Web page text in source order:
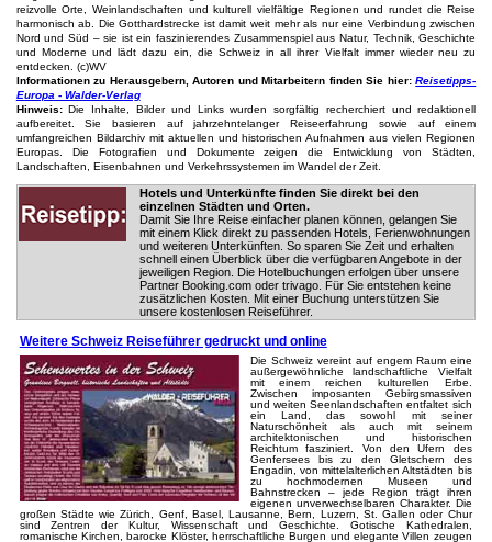
reizvolle Orte, Weinlandschaften und kulturell vielfältige Regionen und rundet die Reise
harmonisch ab. Die Gotthardstrecke ist damit weit mehr als nur eine Verbindung zwischen
Nord und Süd – sie ist ein faszinierendes Zusammenspiel aus Natur, Technik, Geschichte
und Moderne und lädt dazu ein, die Schweiz in all ihrer Vielfalt immer wieder neu zu
entdecken. (c)WV
Informationen zu Herausgebern, Autoren und Mitarbeitern finden Sie hier:Reisetipps-
Europa - Walder-Verlag
Hinweis:Die Inhalte, Bilder und Links wurden sorgfältig recherchiert und redaktionell
aufbereitet. Sie basieren auf jahrzehntelanger Reiseerfahrung sowie auf einem
umfangreichen Bildarchiv mit aktuellen und historischen Aufnahmen aus vielen Regionen
Europas. Die Fotografien und Dokumente zeigen die Entwicklung von Städten,
Landschaften, Eisenbahnen und Verkehrssystemen im Wandel der Zeit.
Hotels und Unterkünfte finden Sie direkt bei den
einzelnen Städten und Orten.
Damit Sie Ihre Reise einfacher planen können, gelangen Sie
mit einem Klick direkt zu passenden Hotels, Ferienwohnungen
und weiteren Unterkünften. So sparen Sie Zeit und erhalten
schnell einen Überblick über die verfügbaren Angebote in der
jeweiligen Region. Die Hotelbuchungen erfolgen über unsere
Partner Booking.com oder trivago. Für Sie entstehen keine
zusätzlichen Kosten. Mit einer Buchung unterstützen Sie
unsere kostenlosen Reiseführer.
Weitere Schweiz Reiseführer gedruckt und online
Die Schweiz vereint auf engem Raum eine
außergewöhnliche landschaftliche Vielfalt
mit einem reichen kulturellen Erbe.
Zwischen imposanten Gebirgsmassiven
und weiten Seenlandschaften entfaltet sich
ein Land, das sowohl mit seiner
Naturschönheit als auch mit seinem
architektonischen und historischen
Reichtum fasziniert. Von den Ufern des
Genfersees bis zu den Gletschern des
Engadin, von mittelalterlichen Altstädten bis
zu hochmodernen Museen und
Bahnstrecken – jede Region trägt ihren
eigenen unverwechselbaren Charakter. Die
großen Städte wie Zürich, Genf, Basel, Lausanne, Bern, Luzern, St. Gallen oder Chur
sind Zentren der Kultur, Wissenschaft und Geschichte. Gotische Kathedralen,
romanische Kirchen, barocke Klöster, herrschaftliche Burgen und elegante Villen zeugen